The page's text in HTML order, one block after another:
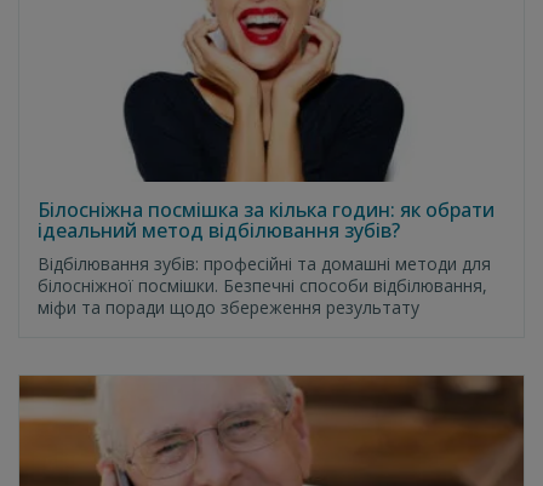
Білосніжна посмішка за кілька годин: як обрати
ідеальний метод відбілювання зубів?
Відбілювання зубів: професійні та домашні методи для
білосніжної посмішки. Безпечні способи відбілювання,
міфи та поради щодо збереження результату